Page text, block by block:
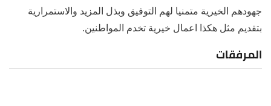
جهودهم الخيرية متمنيا لهم التوفيق وبذل المزيد والاستمرارية
بتقديم مثل هكذا اعمال خيرية تخدم المواطنين.
المرفقات